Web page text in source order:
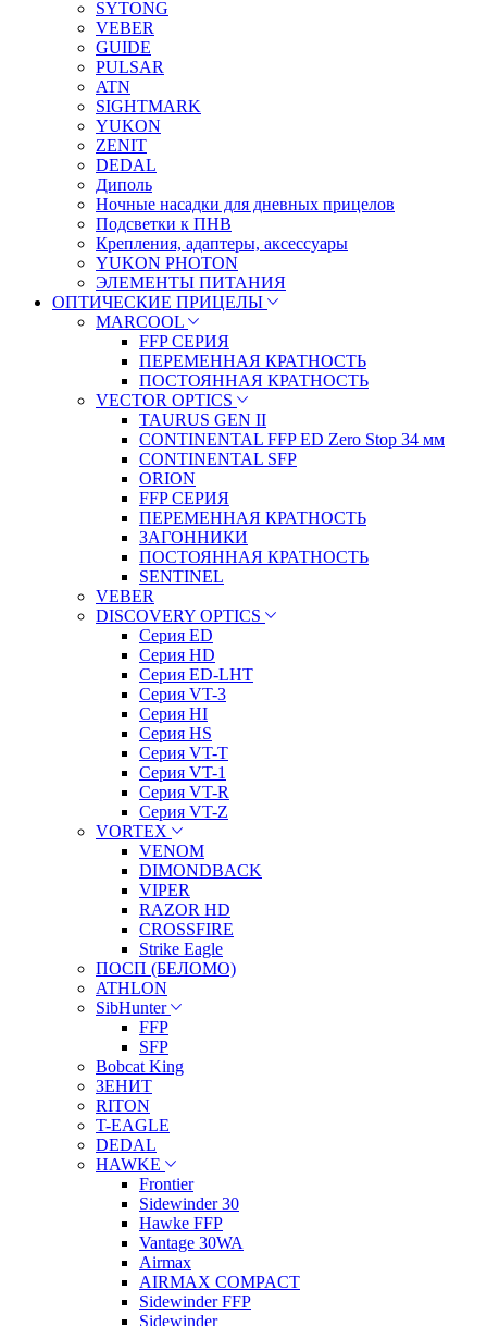
SYTONG
VEBER
GUIDE
PULSAR
ATN
SIGHTMARK
YUKON
ZENIT
DEDAL
Диполь
Ночные насадки для дневных прицелов
Подсветки к ПНВ
Крепления, адаптеры, аксессуары
YUKON PHOTON
ЭЛЕМЕНТЫ ПИТАНИЯ
ОПТИЧЕСКИЕ ПРИЦЕЛЫ
MARCOOL
FFP СЕРИЯ
ПЕРЕМЕННАЯ КРАТНОСТЬ
ПОСТОЯННАЯ КРАТНОСТЬ
VECTOR OPTICS
TAURUS GEN II
CONTINENTAL FFP ED Zero Stop 34 мм
CONTINENTAL SFP
ORION
FFP СЕРИЯ
ПЕРЕМЕННАЯ КРАТНОСТЬ
ЗАГОННИКИ
ПОСТОЯННАЯ КРАТНОСТЬ
SENTINEL
VEBER
DISCOVERY OPTICS
Серия ED
Серия HD
Серия ED-LHT
Серия VT-3
Серия HI
Серия HS
Серия VT-T
Серия VT-1
Серия VT-R
Серия VT-Z
VORTEX
VENOM
DIMONDBACK
VIPER
RAZOR HD
CROSSFIRE
Strike Eagle
ПОСП (БЕЛОМО)
ATHLON
SibHunter
FFP
SFP
Bobcat King
ЗЕНИТ
RITON
T-EAGLE
DEDAL
HAWKE
Frontier
Sidewinder 30
Hawke FFP
Vantage 30WA
Airmax
AIRMAX COMPACT
Sidewinder FFP
Sidewinder